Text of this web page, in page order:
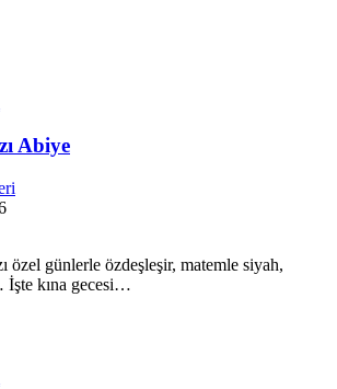
Abiye
özel günlerle özdeşleşir, matemle siyah,
kına gecesi…